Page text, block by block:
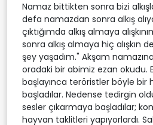
Namaz bittikten sonra bizi
defa namazdan sonra alkış
çıktığımda alkış almaya
sonra alkış almaya hiç alışkın
şey yaşadım." Akşam
oradaki bir abimiz ezan okudu.
başlayınca teröristler böyle bir
başladılar. Nedense tedirgin
sesler çıkarmaya başladılar;
hayvan taklitleri yapıyorlardı.